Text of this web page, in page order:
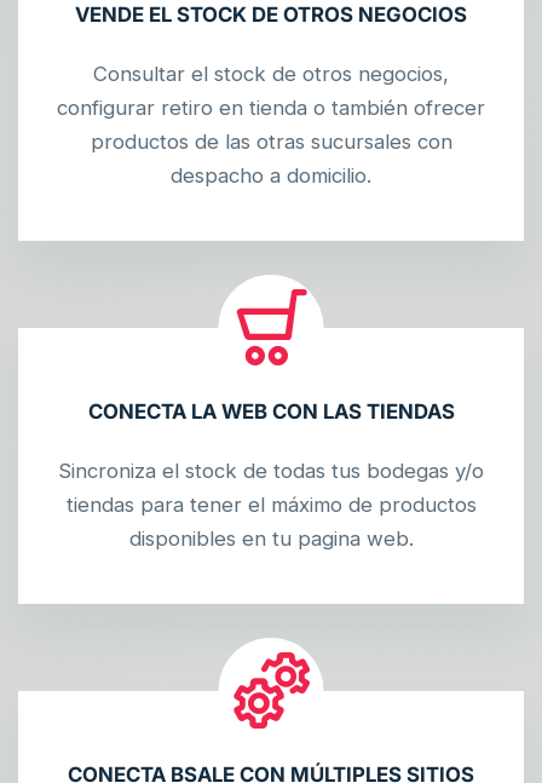
VENDE EL STOCK DE OTROS NEGOCIOS
Consultar el stock de otros negocios,
configurar retiro en tienda o también ofrecer
productos de las otras sucursales con
despacho a domicilio.
CONECTA LA WEB CON LAS TIENDAS
Sincroniza el stock de todas tus bodegas y/o
tiendas para tener el máximo de productos
disponibles en tu pagina web.
CONECTA BSALE CON MÚLTIPLES SITIOS